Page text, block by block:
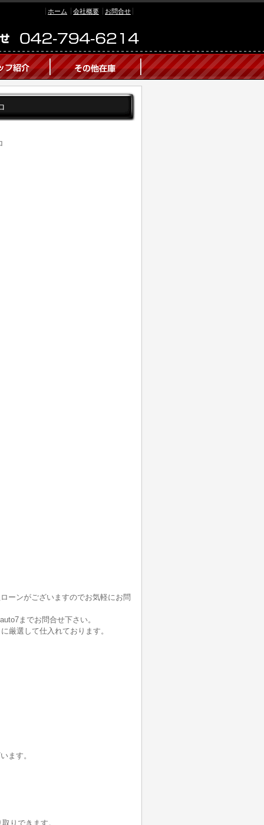
ホーム 会社概要 お問合せ
ーンがございますのでお気軽にお問
までお問合せ下さい。
厳選して仕入れております。
ます。
りできます。